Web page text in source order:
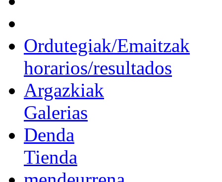
Ordutegiak/Emaitzak
horarios/resultados
Argazkiak
Galerias
Denda
Tienda